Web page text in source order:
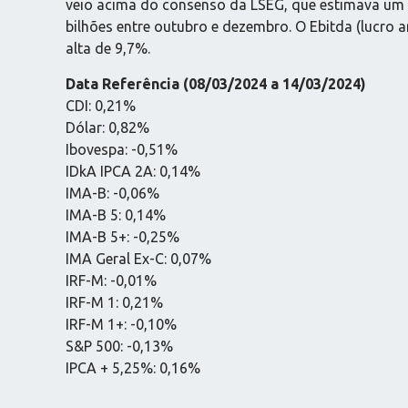
veio acima do consenso da LSEG, que estimava
bilhões entre outubro e dezembro. O Ebitda (lucro
alta de 9,7%.
Data Referência (08/03/2024 a 14/03/2024)
CDI: 0,21%
Dólar: 0,82%
Ibovespa: -0,51%
IDkA IPCA 2A: 0,14%
IMA-B: -0,06%
IMA-B 5: 0,14%
IMA-B 5+: -0,25%
IMA Geral Ex-C: 0,07%
IRF-M: -0,01%
IRF-M 1: 0,21%
IRF-M 1+: -0,10%
S&P 500: -0,13%
IPCA + 5,25%: 0,16%